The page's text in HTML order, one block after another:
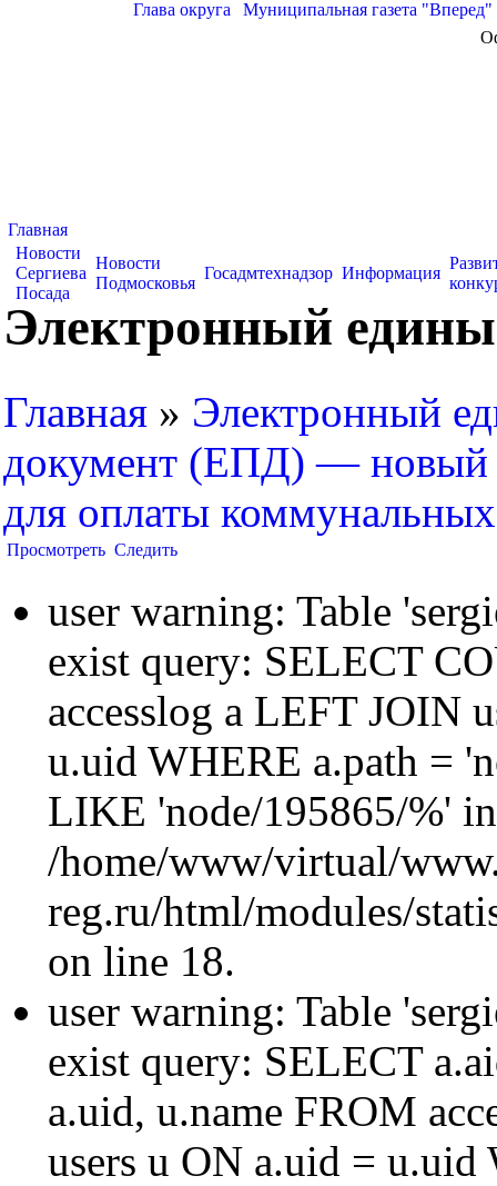
Глава округа Муниципальная газета "Вперед"
Главная
Новости
Сергиева
Посада
Новости
Подмосковья
Госадмтехнадзор Информация
Электронный
Главная » Электронный
документ (ЕПД) — новый
для оплаты
Просмотреть Следить
user warning: Table
exist query: SELECT
accesslog a LEFT JOIN
u.uid WHERE a.path =
LIKE 'node/195865/%' in
/home/www/virtual/
reg.ru/html/modules/
on line 18.
user warning: Table
exist query: SELECT
a.uid, u.name FROM
users u ON a.uid = u.uid